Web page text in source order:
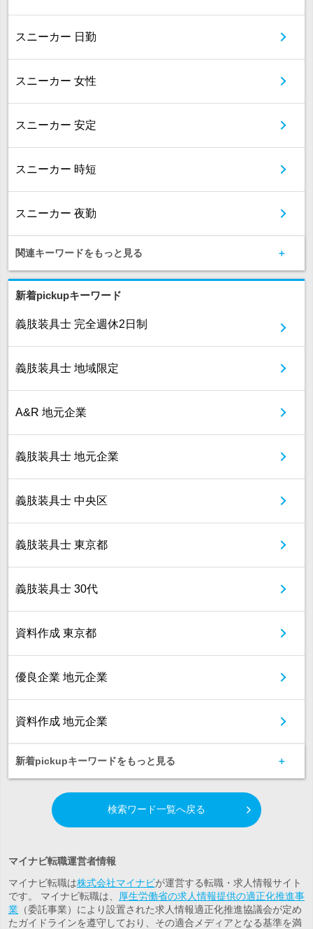
スニーカー 日勤
スニーカー 女性
スニーカー 安定
スニーカー 時短
スニーカー 夜勤
関連キーワードをもっと見る
新着pickupキーワード
義肢装具士 完全週休2日制
義肢装具士 地域限定
A&R 地元企業
義肢装具士 地元企業
義肢装具士 中央区
義肢装具士 東京都
義肢装具士 30代
資料作成 東京都
優良企業 地元企業
資料作成 地元企業
新着pickupキーワードをもっと見る
検索ワード一覧へ戻る
マイナビ転職運営者情報
マイナビ転職は株式会社マイナビが運営する転職・求人情報サイト
です。 マイナビ転職は、
厚生労働省の求人情報提供の適正化推進事
業 （委託事業）により設置された求人情報適正化推進協議会が定め
たガイドラインを遵守しており、その適合メディアとなる基準を満